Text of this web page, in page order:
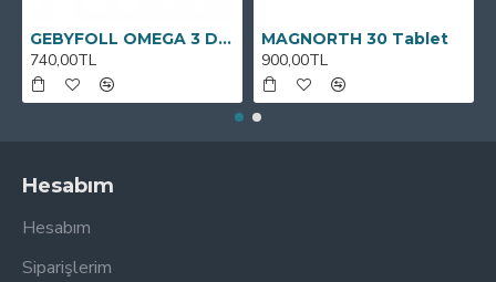
GEBYFOLL OMEGA 3 DHA
740,00TL
MAGNORTH 30 Tablet
900,00TL
Hesabım
Hesabım
Siparişlerim